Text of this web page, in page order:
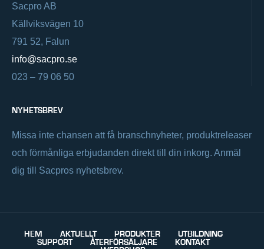
Sacpro AB
Källviksvägen 10
791 52, Falun
info@sacpro.se
023 – 79 06 50
NYHETSBREV
Missa inte chansen att få branschnyheter, produktreleaser
och förmånliga erbjudanden direkt till din inkorg. Anmäl
dig till Sacpros nyhetsbrev.
HEM AKTUELLT PRODUKTER
UTBILDNING
SUPPORT
ÅTERFÖRSÄLJARE
KONTAKT